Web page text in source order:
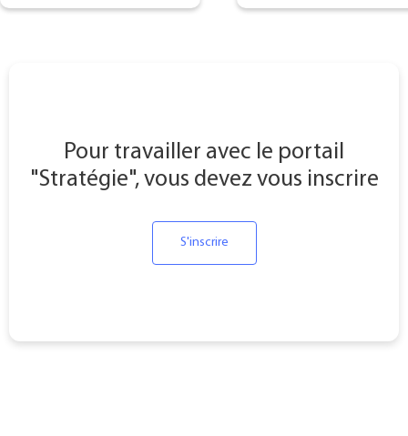
Pour travailler avec le portail
"Stratégie", vous devez vous inscrire
S'inscrire